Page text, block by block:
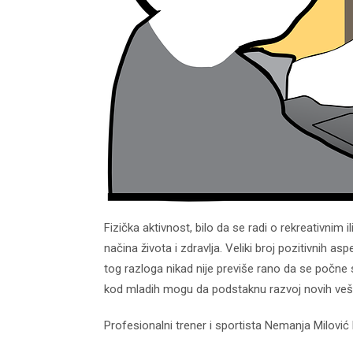
Fizička aktivnost, bilo da se radi o rekreativnim
načina života i zdravlja. Veliki broj pozitivnih
tog razloga nikad nije previše rano da se
kod mladih mogu da podstaknu razvoj novih
Profesionalni trener i sportista Nemanja